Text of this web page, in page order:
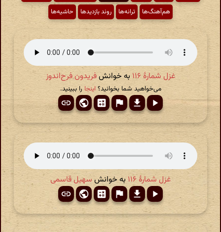
هم‌آهنگ‌ها
ترانه‌ها روند بازدیدها حاشیه‌ها
غزل شمارهٔ ۱۱۶ به خوانشفریدون فرح‌اندوز
می‌خواهید شما بخوانید؟اینجا را ببینید.
غزل شمارهٔ ۱۱۶ به خوانش سهیل قاسمی